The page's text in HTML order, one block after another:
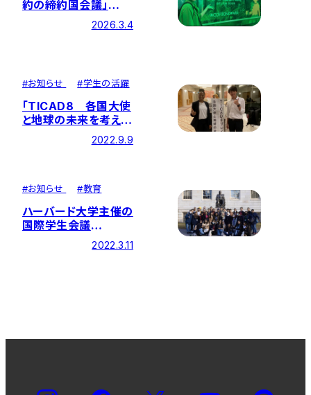
約の締約国会議」
（COP30）に本学学生
が参加しました
2026.3.4
#お知らせ #学生の活躍
「TICAD8 各国大使
と地球の未来を考え
る」に本学学生が参加
2022.9.9
#お知らせ #教育
ハーバード大学主催の
国際学生会議
「HPAIR」に本学学生
が参加しました
2022.3.11